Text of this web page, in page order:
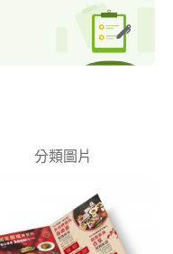
分類圖片